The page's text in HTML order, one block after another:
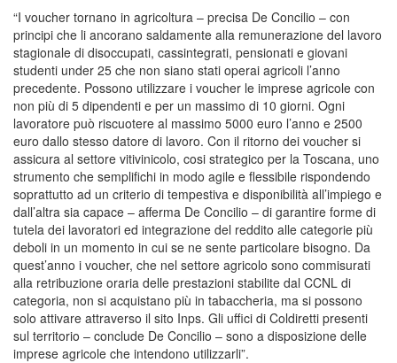
“I voucher tornano in agricoltura – precisa De Concilio – con
principi che li ancorano saldamente alla remunerazione del lavoro
stagionale di disoccupati, cassintegrati, pensionati e giovani
studenti under 25 che non siano stati operai agricoli l’anno
precedente. Possono utilizzare i voucher le imprese agricole con
non più di 5 dipendenti e per un massimo di 10 giorni. Ogni
lavoratore può riscuotere al massimo 5000 euro l’anno e 2500
euro dallo stesso datore di lavoro. Con il ritorno dei voucher si
assicura al settore vitivinicolo, cosi strategico per la Toscana, uno
strumento che semplifichi in modo agile e flessibile rispondendo
soprattutto ad un criterio di tempestiva e disponibilità all’impiego e
dall’altra sia capace – afferma De Concilio – di garantire forme di
tutela dei lavoratori ed integrazione del reddito alle categorie più
deboli in un momento in cui se ne sente particolare bisogno. Da
quest’anno i voucher, che nel settore agricolo sono commisurati
alla retribuzione oraria delle prestazioni stabilite dal CCNL di
categoria, non si acquistano più in tabaccheria, ma si possono
solo attivare attraverso il sito Inps. Gli uffici di Coldiretti presenti
sul territorio – conclude De Concilio – sono a disposizione delle
imprese agricole che intendono utilizzarli”.